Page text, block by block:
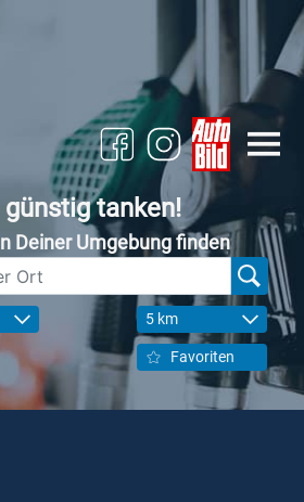
tanken!
Deiner Umgebung finden
5 km
Favoriten